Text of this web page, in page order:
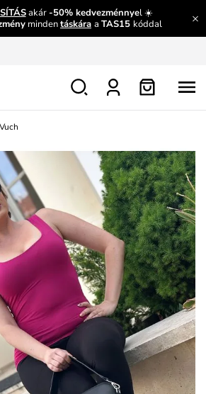
akár-50% kedvezménnyel ☀️
mindentáskára a TAS15 kóddal
Megtekintés